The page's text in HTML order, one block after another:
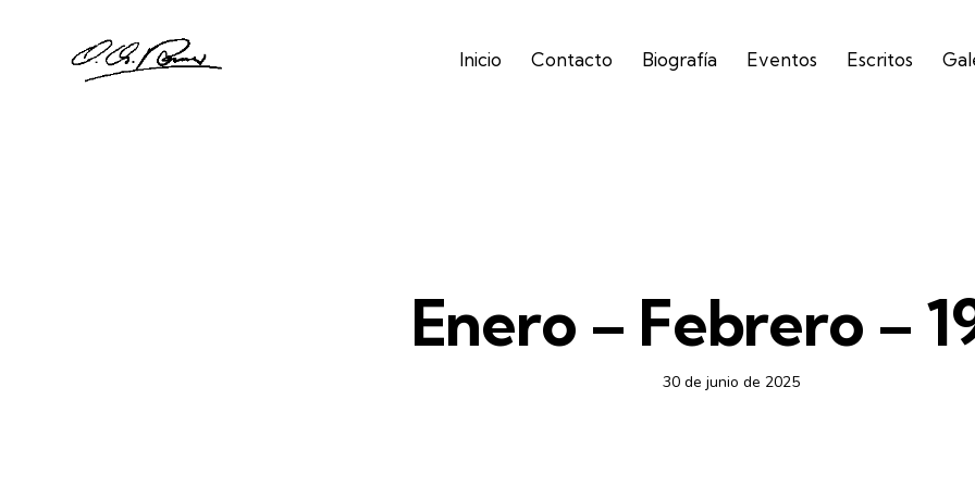
Inicio Contacto Biografía Eventos Escritos
Enero – Febrero –
30 de junio de 2025